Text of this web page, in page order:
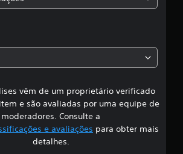
f
c
a
ç
vêm de um proprietário verificado
e são avaliadas por uma equipe de
moderadores. Consulte a
e avaliações para obter mais
detalhes.